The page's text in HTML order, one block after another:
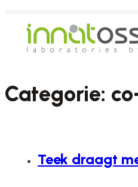
Categorie:
Teek draagt